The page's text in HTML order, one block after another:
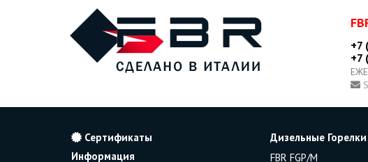
+7
+7
Сертификаты
Информация
Дизельные
FBR FGP/M